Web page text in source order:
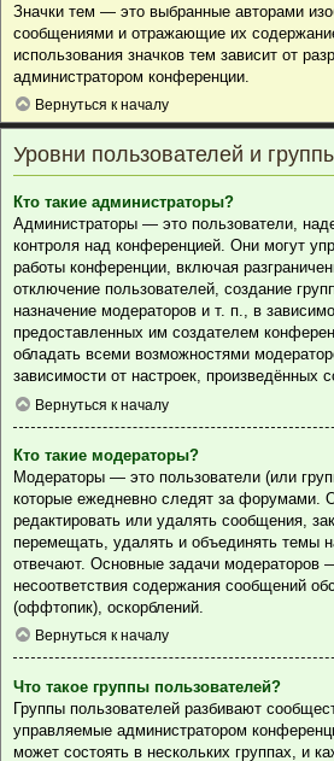
Значки тем — это выбранные авторами
сообщениями и отражающие их
использования значков тем зависит от
администратором конференции.
Вернуться к началу
Уровни пользователей и
Кто такие администраторы?
Администраторы — это пользователи,
контроля над конференцией. Они могут
работы конференции, включая
отключение пользователей, создание
назначение модераторов и т. п., в
предоставленных им создателем
обладать всеми возможностями
зависимости от настроек, произведённых
Вернуться к началу
Кто такие модераторы?
Модераторы — это пользователи (или
которые ежедневно следят за форумами.
редактировать или удалять сообщения,
перемещать, удалять и объединять темы
отвечают. Основные задачи модераторов
несоответствия содержания сообщений
(оффтопик), оскорблений.
Вернуться к началу
Что такое группы пользователей?
Группы пользователей разбивают
управляемые администратором
может состоять в нескольких группах, и